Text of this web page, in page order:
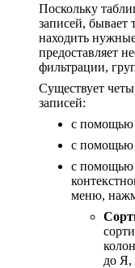
Поскольку
записей, бывает
находить
предоставляет
фильтрации,
Существует
записей:
с помощью
с помощью
с помощью
меню,
до Я,